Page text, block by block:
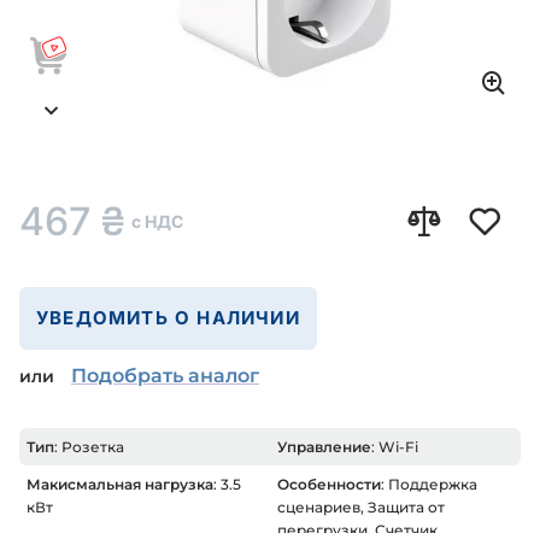
467 ₴ с НДС
УВЕДОМИТЬ О НАЛИЧИИ
или Подобрать аналог
Тип: Розетка Управление: Wi-Fi
Макисмальная нагрузка: 3.5
кВт
Особенности: Поддержка
сценариев, Защита от